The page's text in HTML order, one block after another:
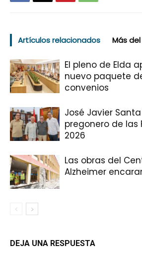
Artículos relacionados Más
El pleno de Elda
nuevo paquete
convenios
José Javier
pregonero de las
2026
Las obras del
Alzheimer
DEJA UNA RESPUESTA